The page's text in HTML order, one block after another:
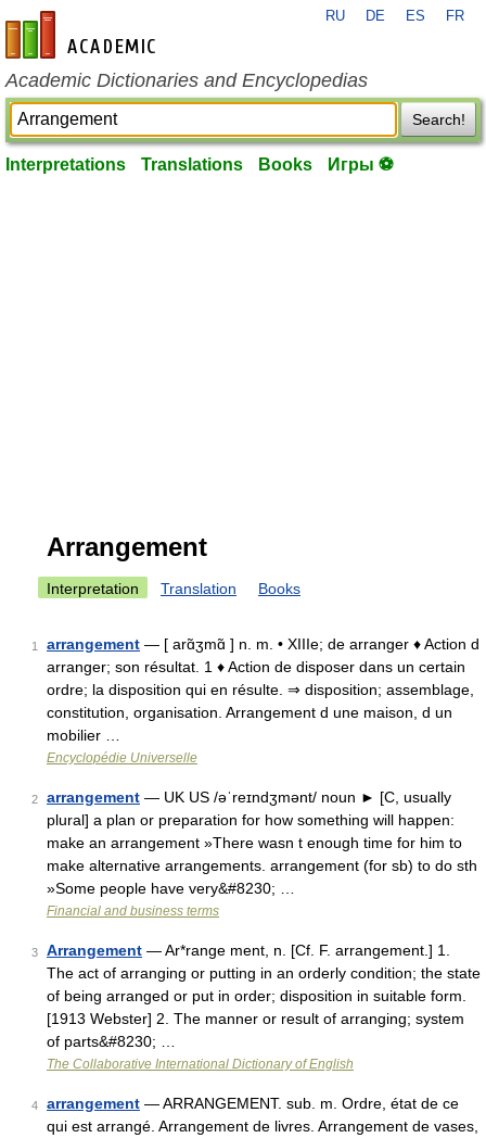
en-academic.com
RU DE ES FR
Academic Dictionaries and Encyclopedias
Search!
Interpretations Translations Books Игры ⚽
Arrangement
Interpretation Translation Books
1 arrangement — [ arɑ̃ʒmɑ̃ ] n. m. • XIIIe; de arranger ♦ Action d
arranger; son résultat. 1 ♦ Action de disposer dans un certain
ordre; la disposition qui en résulte. ⇒ disposition; assemblage,
constitution, organisation. Arrangement d une maison, d un
mobilier …
Encyclopédie Universelle
2 arrangement — UK US /əˈreɪndʒmənt/ noun ► [C, usually
plural] a plan or preparation for how something will happen:
make an arrangement »There wasn t enough time for him to
make alternative arrangements. arrangement (for sb) to do sth
»Some people have very&#8230; …
Financial and business terms
3 Arrangement — Ar*range ment, n. [Cf. F. arrangement.] 1.
The act of arranging or putting in an orderly condition; the state
of being arranged or put in order; disposition in suitable form.
[1913 Webster] 2. The manner or result of arranging; system
of parts&#8230; …
The Collaborative International Dictionary of English
4 arrangement — ARRANGEMENT. sub. m. Ordre, état de ce
qui est arrangé. Arrangement de livres. Arrangement de vases,